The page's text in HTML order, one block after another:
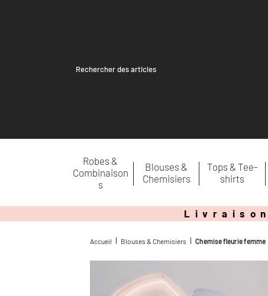
Recherche
Robes &
Combinaison
s
Blouses &
Chemisiers
Tops & Tee-
shirts
Accueil Blouses & Chemisiers Chemise fleurie femme